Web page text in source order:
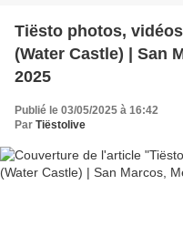
Tiësto photos,
(Water Castle) | San
2025
Publié le 03/05/2025 à 16:42
Par Tiëstolive